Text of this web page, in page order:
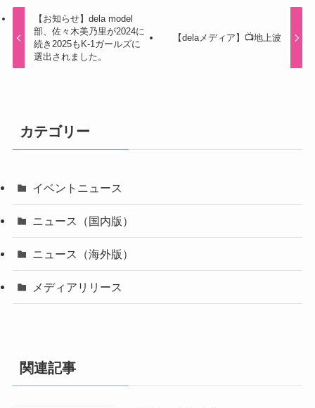
【お知らせ】dela model
部、佐々木美乃里が2024に
続き2025もK-1ガールズに
選出されました。
【delaメディア】📺地上波
カテゴリー
イベントニュース
ニュース（国内版）
ニュース（海外版）
メディアリリース
関連記事